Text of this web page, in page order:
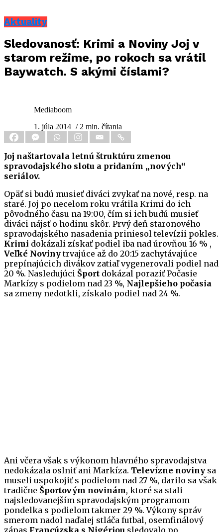
Aktuality
Sledovanosť: Krimi a Noviny Joj v
starom režime, po rokoch sa vrátil
Baywatch. S akými číslami?
Mediaboom
1. júla 2014 / 2 min. čítania
Joj naštartovala letnú štruktúru zmenou
spravodajského slotu a pridaním „nových“
seriálov.
Opäť si budú musieť diváci zvykať na nové, resp. na
staré. Joj po necelom roku vrátila Krimi do ich
pôvodného času na 19:00, čím si ich budú musieť
diváci nájsť o hodinu skôr. Prvý deň staronového
spravodajského nasadenia priniesol televízii pokles.
Krimi dokázali získať podiel iba nad úrovňou 16 % ,
Veľké Novinytrvajúce až do 20:15 zachytávajúce
prepínajúcich divákov zatiaľ vygenerovali podiel nad
20 %. Nasledujúci Šport dokázal poraziť Počasie
Markízy s podielom nad 23 %, Najlepšieho počasia
sa zmeny nedotkli, získalo podiel nad 24 %.
Ani včera však s výkonom hlavného spravodajstva
nedokázala oslniť ani Markíza. Televízne noviny sa
museli uspokojiť s podielom nad 27 %, darilo sa však
tradične Športovým novinám, ktoré sa stali
najsledovanejším spravodajským programom
pondelka s podielom takmer 29 %. Výkony správ
smerom nadol naďalej stláča futbal, osemfinálový